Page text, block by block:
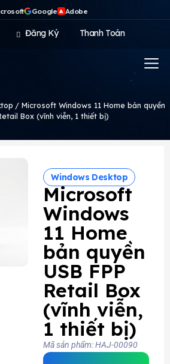
Google A Adobe
Đăng Ký Thanh Toán
/ Microsoft Windows 11 Home bản quyền
Box (vĩnh viễn, 1 thiết bị)
Windows Desktop
Microsoft
Windows
11 Home
bản quyền
USB FPP
Retail Box
(vĩnh viễn,
1 thiết bị)
Mã sản phẩm: HAJ-00090